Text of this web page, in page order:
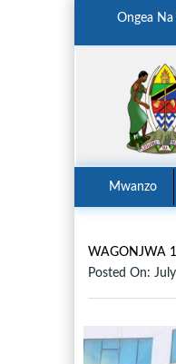
Ongea
Mwanzo
WAGONJWA
Posted On: